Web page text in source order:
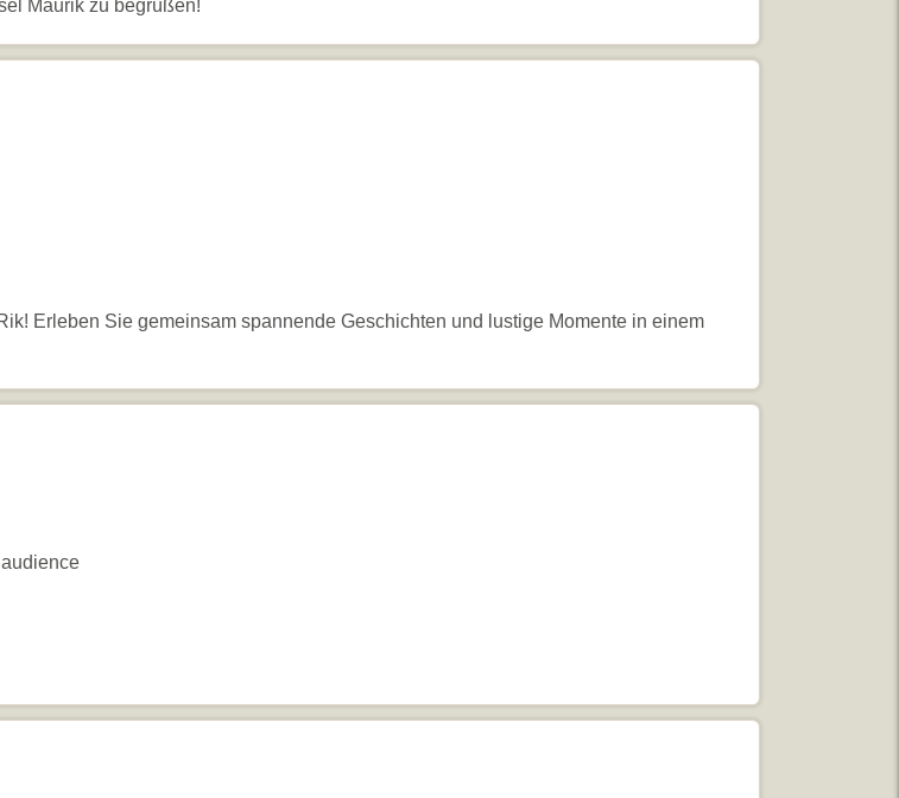
Maurik zu begrüßen!
Erleben Sie gemeinsam spannende Geschichten und lustige Momente in einem